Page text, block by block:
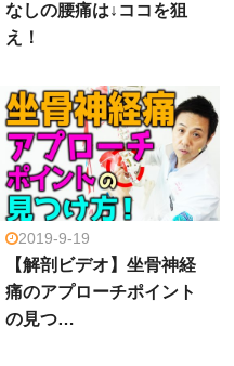
なしの腰痛は↓ココを狙
え！
2019-9-19
【解剖ビデオ】坐骨神経
痛のアプローチポイント
の見つ…